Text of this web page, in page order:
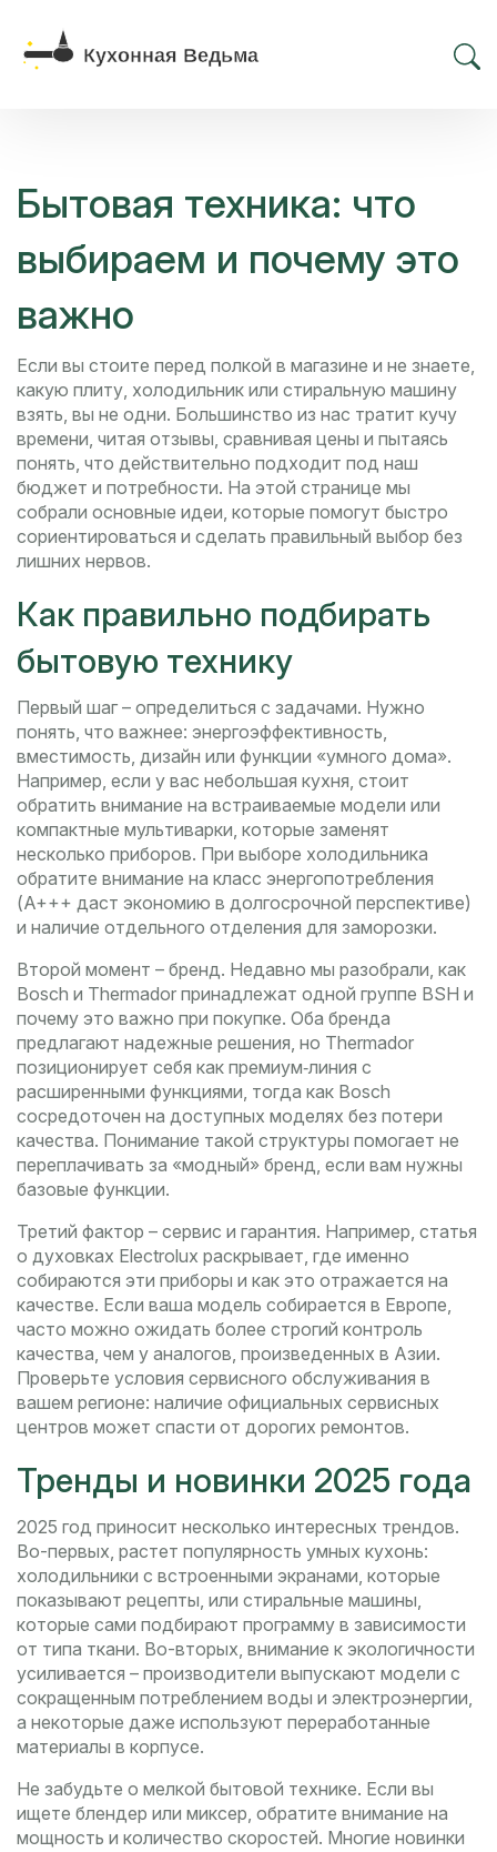
Бытовая техника: что
выбираем и почему это
важно
Если вы стоите перед полкой в магазине и не знаете,
какую плиту, холодильник или стиральную машину
взять, вы не одни. Большинство из нас тратит кучу
времени, читая отзывы, сравнивая цены и пытаясь
понять, что действительно подходит под наш
бюджет и потребности. На этой странице мы
собрали основные идеи, которые помогут быстро
сориентироваться и сделать правильный выбор без
лишних нервов.
Как правильно подбирать
бытовую технику
Первый шаг – определиться с задачами. Нужно
понять, что важнее: энергоэффективность,
вместимость, дизайн или функции «умного дома».
Например, если у вас небольшая кухня, стоит
обратить внимание на встраиваемые модели или
компактные мультиварки, которые заменят
несколько приборов. При выборе холодильника
обратите внимание на класс энергопотребления
(A+++ даст экономию в долгосрочной перспективе)
и наличие отдельного отделения для заморозки.
Второй момент – бренд. Недавно мы разобрали, как
Bosch и Thermador принадлежат одной группе BSH и
почему это важно при покупке. Оба бренда
предлагают надежные решения, но Thermador
позиционирует себя как премиум‑линия с
расширенными функциями, тогда как Bosch
сосредоточен на доступных моделях без потери
качества. Понимание такой структуры помогает не
переплачивать за «модный» бренд, если вам нужны
базовые функции.
Третий фактор – сервис и гарантия. Например, статья
о духовках Electrolux раскрывает, где именно
собираются эти приборы и как это отражается на
качестве. Если ваша модель собирается в Европе,
часто можно ожидать более строгий контроль
качества, чем у аналогов, произведенных в Азии.
Проверьте условия сервисного обслуживания в
вашем регионе: наличие официальных сервисных
центров может спасти от дорогих ремонтов.
Тренды и новинки 2025 года
2025 год приносит несколько интересных трендов.
Во-первых, растет популярность умных кухонь:
холодильники с встроенными экранами, которые
показывают рецепты, или стиральные машины,
которые сами подбирают программу в зависимости
от типа ткани. Во-вторых, внимание к экологичности
усиливается – производители выпускают модели с
сокращенным потреблением воды и электроэнергии,
а некоторые даже используют переработанные
материалы в корпусе.
Не забудьте о мелкой бытовой технике. Если вы
ищете блендер или миксер, обратите внимание на
мощность и количество скоростей. Многие новинки